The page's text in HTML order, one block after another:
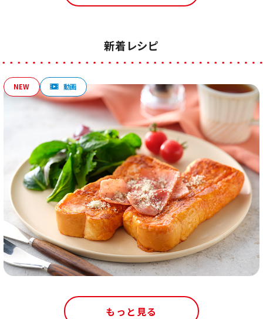
新着レシピ
もっと見る